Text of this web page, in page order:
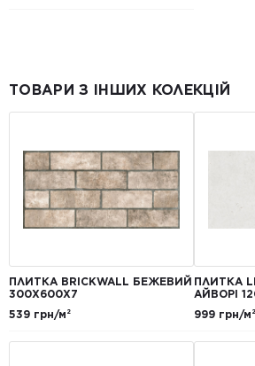
ТОВАРИ З ІНШИХ КОЛЕКЦІЙ
ПЛИТКА BRICKWALL БЕЖЕВИЙ
300Х600Х7
539 грн/м²
ПЛИТКА
АЙВОРІ
999 грн/м²